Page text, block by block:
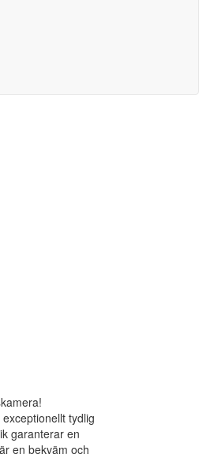
tydlig
garanterar en
en bekväm och